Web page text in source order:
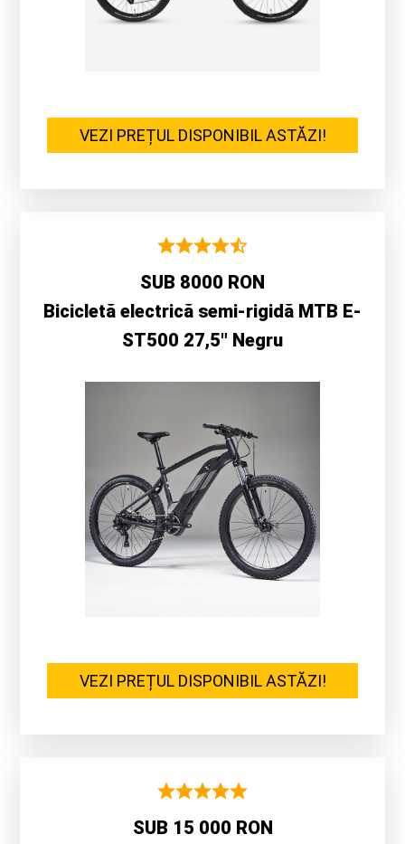
VEZI PREȚUL DISPONIBIL ASTĂZI!
SUB 8000 RON
Bicicletă electrică semi-rigidă MTB E-
ST500 27,5″ Negru
VEZI PREȚUL DISPONIBIL ASTĂZI!
SUB 15 000 RON